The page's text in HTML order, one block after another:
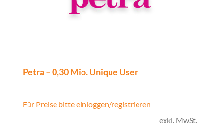
Petra – 0,30 Mio. Unique User
Für Preise bitte einloggen/registrieren
exkl. MwSt.